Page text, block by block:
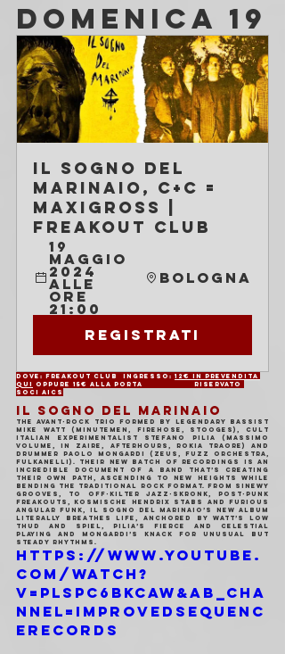
DOMENICA 19
Il Sogno del
Marinaio, C+C =
Maxigross |
Freakout Club
19
maggio
2024
alle
ore
21:00
Bologna
Registrati
Dove: Freakout Club	Ingresso: 12€ in prevendita
QUI oppure 15€ alla porta		Riservato
soci AICS
IL SOGNO DEL MARINAIO
The avant-rock trio formed by legendary bassist
Mike Watt (Minutemen, Firehose, Stooges), cult
Italian experimentalist Stefano Pilia (Massimo
Volume, In Zaire, Afterhours, Rokia Traore) and
drummer Paolo Mongardi (Zeus, Fuzz Orchestra,
Fulkanelli). Their new batch of recordings is an
incredible document of a band that’s creating
their own path, ascending to new heights while
bending the traditional rock format. From sinewy
grooves, to off-kilter jazz-skronk, post-punk
freakouts, kosmische Hendrix stabs and furious
angular funk, Il Sogno Del Marinaio’s new album
literally breathes life, anchored by Watt’s low
thud and spiel, Pilia’s fierce and celestial
playing and Mongardi’s knack for unusual but
steady rhythms.
https://www.youtube.
com/watch?
v=PLspc6BkcAw&ab_cha
nnel=ImprovedSequenc
eRecords